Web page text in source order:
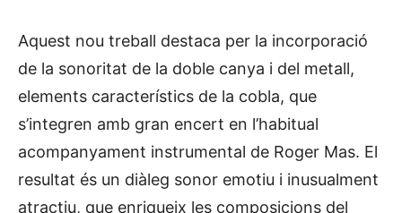
Aquest nou treball destaca per la incorporació
de la sonoritat de la doble canya i del metall,
elements característics de la cobla, que
s’integren amb gran encert en l’habitual
acompanyament instrumental de Roger Mas. El
resultat és un diàleg sonor emotiu i inusualment
atractiu, que enriqueix les composicions del